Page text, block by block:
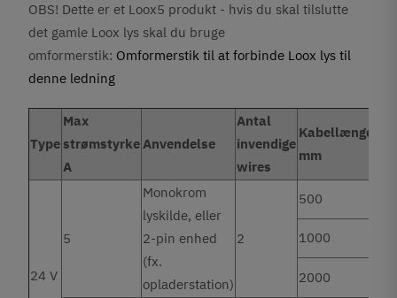
OBS! Dette er et Loox5 produkt - hvis du skal tilslutte
det gamle Loox lys skal du bruge
omformerstik: Omformerstik til at forbinde Loox lys til
denne ledning
Type
Max
strømstyrke
A
Anvendelse
Antal
invendige
wires
Kabellængde
mm
24 V
5
Monokrom
lyskilde, eller
2-pin enhed
(fx.
opladerstation)
2
500
1000
2000